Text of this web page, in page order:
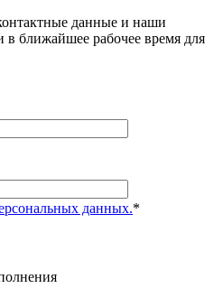
данные и наши
в ближайшее рабочее время для
данных.*